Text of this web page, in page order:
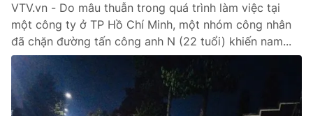
VTV.vn - Do mâu thuẫn trong quá trình làm việc tại
một công ty ở TP Hồ Chí Minh, một nhóm công nhân
đã chặn đường tấn công anh N (22 tuổi) khiến nam...